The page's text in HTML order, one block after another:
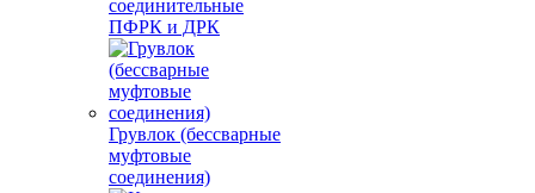
соединительные
ПФРК и ДРК
Грувлок (бессварные
муфтовые
соединения)